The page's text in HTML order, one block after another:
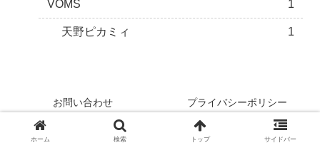
VOMS 1
天野ピカミィ 1
お問い合わせ プライバシーポリシー
Copyright © 2022 Ｖニュース！ All Rights Reserved.
ホーム 検索 トップ サイドバー